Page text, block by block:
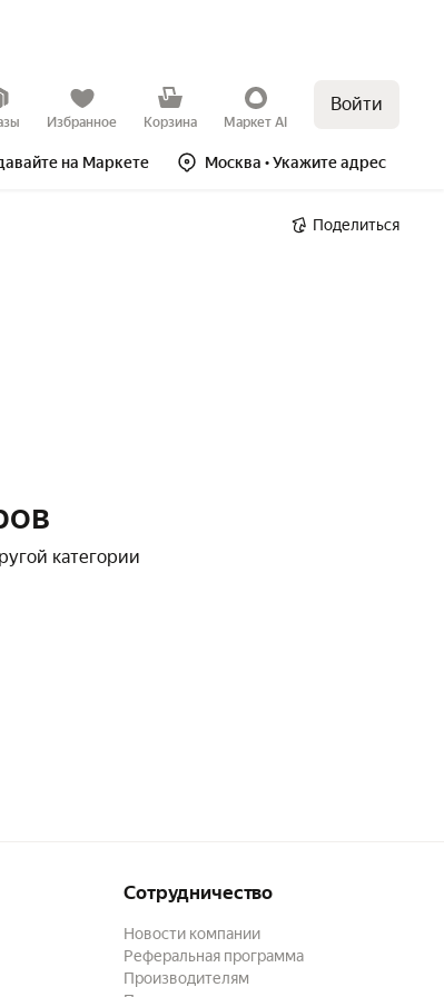
Избранное Корзина Маркет AI
Войти
на Маркете Москва • Укажите адрес
Поделиться
категории
Сотрудничество
Новости компании
Реферальная программа
Производителям